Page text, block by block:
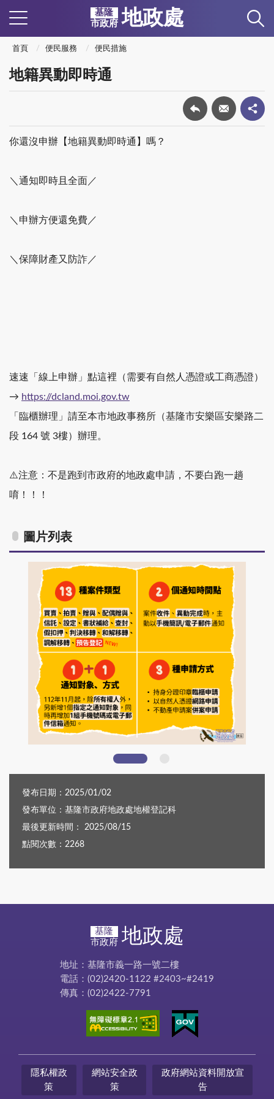
基隆
市政府 地政處
首頁 便民服務 便民措施
地籍異動即時通
你還沒申辦【地籍異動即時通】嗎？
＼通知即時且全面／
＼申辦方便還免費／
＼保障財產又防詐／
速速「線上申辦」點這裡（需要有自然人憑證或工商憑證）
→ https://dcland.moi.gov.tw
「臨櫃辦理」請至本市地政事務所（基隆市安樂區安樂路二
段 164 號 3樓）辦理。
⚠️注意：不是跑到市政府的地政處申請，不要白跑一趟
唷！！！
圖片列表
投影片2
發布日期：2025/01/02
發布單位：基隆市政府地政處地權登記科
最後更新時間： 2025/08/15
點閱次數：2268
基隆
市政府 地政處
地址：基隆市義一路一號二樓
電話：(02)2420-1122 #2403~#2419
傳真：(02)2422-7791
隱私權政
策
網站安全政
策
政府網站資料開放宣
告